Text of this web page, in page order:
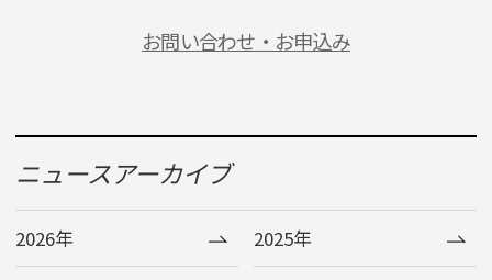
お問い合わせ・お申込み
ニュースアーカイブ
2026年 2025年